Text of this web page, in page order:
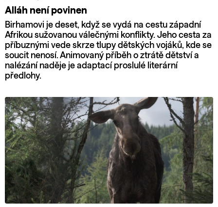
Alláh není povinen
Birhamovi je deset, když se vydá na cestu západní
Afrikou sužovanou válečnými konflikty. Jeho cesta za
příbuznými vede skrze tlupy dětských vojáků, kde se
soucit nenosí. Animovaný příběh o ztrátě dětství a
nalézání naděje je adaptací proslulé literární
předlohy.